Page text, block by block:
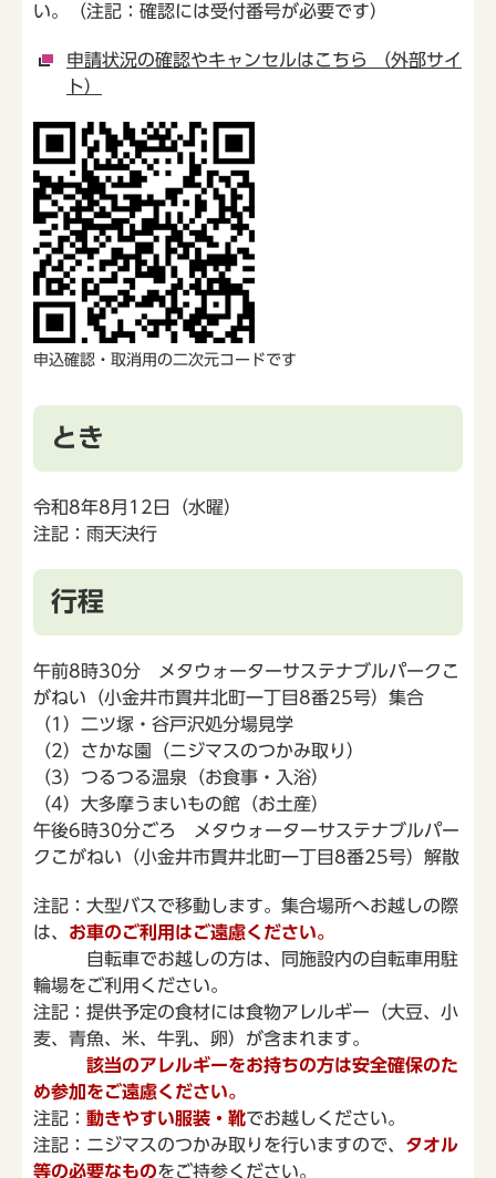
い。（注記：確認には受付番号が必要です）
申請状況の確認やキャンセルはこちら （外部サイ
ト）
申込確認・取消用の二次元コードです
とき
令和8年8月12日（水曜）
注記：雨天決行
行程
午前8時30分 メタウォーターサステナブルパークこ
がねい（小金井市貫井北町一丁目8番25号）集合
（1）二ツ塚・谷戸沢処分場見学
（2）さかな園（ニジマスのつかみ取り）
（3）つるつる温泉（お食事・入浴）
（4）大多摩うまいもの館（お土産）
午後6時30分ごろ メタウォーターサステナブルパー
クこがねい（小金井市貫井北町一丁目8番25号）解散
注記：大型バスで移動します。集合場所へお越しの際
は、 お車のご利用はご遠慮ください。
自転車でお越しの方は、同施設内の自転車用駐
輪場をご利用ください。
注記：提供予定の食材には食物アレルギー（大豆、小
麦、青魚、米、牛乳、卵）が含まれます。
該当のアレルギーをお持ちの方は安全確保のた
め参加をご遠慮ください。
注記： 動きやすい服装・靴でお越しください。
注記：ニジマスのつかみ取りを行いますので、 タオル
等の必要なものをご持参ください。